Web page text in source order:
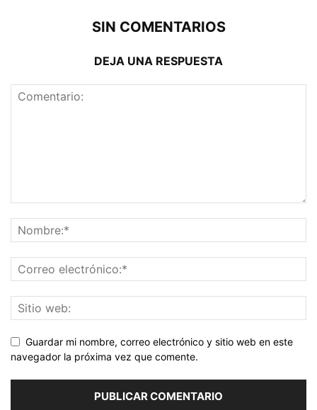
SIN COMENTARIOS
DEJA UNA RESPUESTA
Guardar mi nombre, correo electrónico y sitio web en este
navegador la próxima vez que comente.